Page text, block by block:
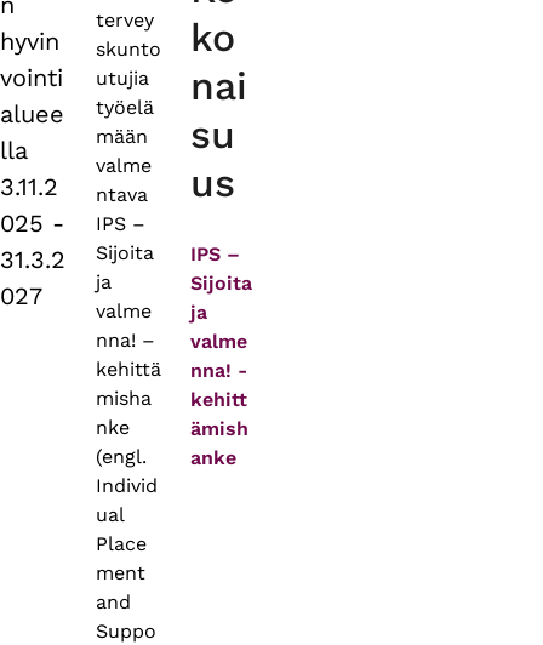
hyvin
vointi
aluee
lla
3.11.2
025 -
31.3.2
027
tervey
skunto
utujia
työelä
mään
valme
ntava
IPS –
Sijoita
ja
valme
nna! –
kehittä
misha
nke
(engl.
Individ
ual
Place
ment
and
Suppo
ko
nai
su
us
IPS –
Sijoita
ja
valme
nna! -
kehitt
ämish
anke